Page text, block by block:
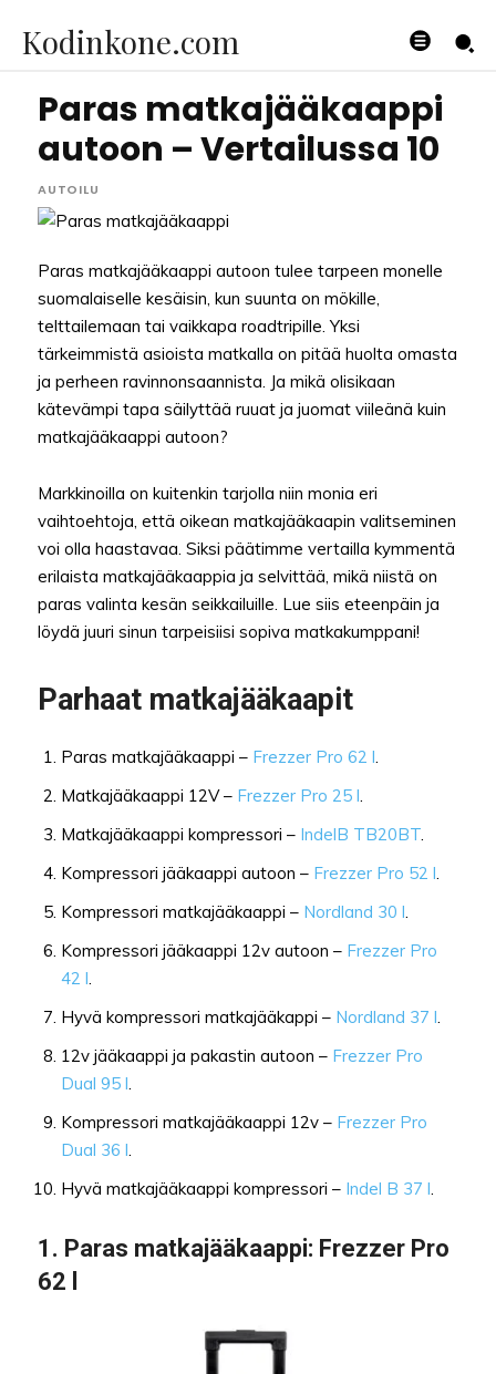
Kodinkone.com
Paras matkajääkaappi
autoon – Vertailussa 10
AUTOILU
Paras matkajääkaappi autoon tulee tarpeen monelle
suomalaiselle kesäisin, kun suunta on mökille,
telttailemaan tai vaikkapa roadtripille. Yksi
tärkeimmistä asioista matkalla on pitää huolta omasta
ja perheen ravinnonsaannista. Ja mikä olisikaan
kätevämpi tapa säilyttää ruuat ja juomat viileänä kuin
matkajääkaappi autoon?
Markkinoilla on kuitenkin tarjolla niin monia eri
vaihtoehtoja, että oikean matkajääkaapin valitseminen
voi olla haastavaa. Siksi päätimme vertailla kymmentä
erilaista matkajääkaappia ja selvittää, mikä niistä on
paras valinta kesän seikkailuille. Lue siis eteenpäin ja
löydä juuri sinun tarpeisiisi sopiva matkakumppani!
Parhaat matkajääkaapit
Paras matkajääkaappi – Frezzer Pro 62 l
Matkajääkaappi 12V – Frezzer Pro 25 l
Matkajääkaappi kompressori – IndelB TB20BT
Kompressori jääkaappi autoon – Frezzer Pro 52 l
Kompressori matkajääkaappi – Nordland 30 l
Kompressori jääkaappi 12v autoon – Frezzer Pro
42 l
Hyvä kompressori matkajääkappi – Nordland 37 l
12v jääkaappi ja pakastin autoon – Frezzer Pro
Dual 95 l
Kompressori matkajääkaappi 12v – Frezzer Pro
Dual 36 l
Hyvä matkajääkaappi kompressori – Indel B 37 l
1. Paras matkajääkaappi: Frezzer Pro
62 l